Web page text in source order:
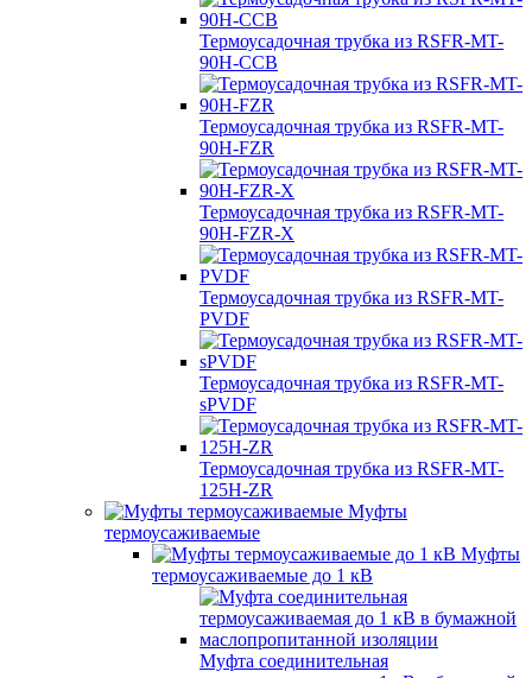
Термоусадочная трубка из RSFR-MT-
90H-CCB
Термоусадочная трубка из RSFR-MT-
90H-FZR
Термоусадочная трубка из RSFR-MT-
90H-FZR-X
Термоусадочная трубка из RSFR-MT-
PVDF
Термоусадочная трубка из RSFR-MT-
sPVDF
Термоусадочная трубка из RSFR-MT-
125H-ZR
Муфты
термоусаживаемые
Муфты
термоусаживаемые до 1 кВ
Муфта соединительная